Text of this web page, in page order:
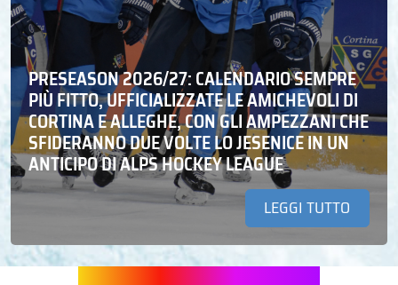
PRESEASON 2026/27: CALENDARIO SEMPRE
PIÙ FITTO, UFFICIALIZZATE LE AMICHEVOLI DI
CORTINA E ALLEGHE, CON GLI AMPEZZANI CHE
SFIDERANNO DUE VOLTE LO JESENICE IN UN
ANTICIPO DI ALPS HOCKEY LEAGUE
LEGGI TUTTO